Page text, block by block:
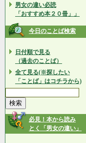
男女の違い必読
「おすすめ本２０冊」」
今日のことば検索
日付順で見る
（過去のことば）
全て見る(※探したい
「ことば」はコチラから)
必見！本から読み
とく「男女の違い」